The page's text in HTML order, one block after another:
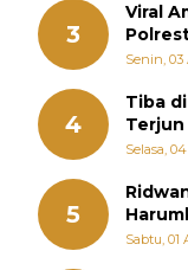
3
Viral
Senin, 03
4
Tiba
Selasa,
5
Sabtu, 01